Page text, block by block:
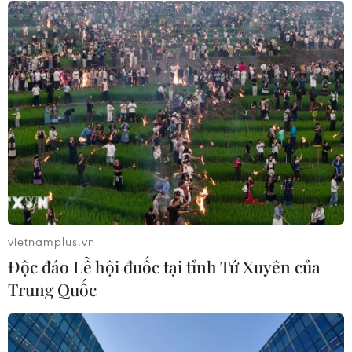
về nhà ở, giao thông tại tỉnh Sơn La
06/08/2026 09:48
Cao điểm "100 ngày chuyển đổi số":
Chuyển động từ cơ sở
06/08/2026 09:48
Bất cập việc ngừng giao khoán quản
lý, bảo vệ rừng ở Nam Cát Tiên
06/08/2026 09:45
Khởi tố người đi bộ gây tai nạn chết
người trên quốc lộ ở Quảng Trị
vietnamplus.vn
Độc đáo Lễ hội đuốc tại tỉnh Tứ Xuyên của
Trung Quốc